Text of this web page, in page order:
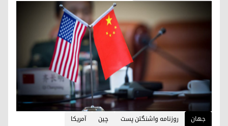
جهان روزنامه واشنگتن پست چین آمریکا